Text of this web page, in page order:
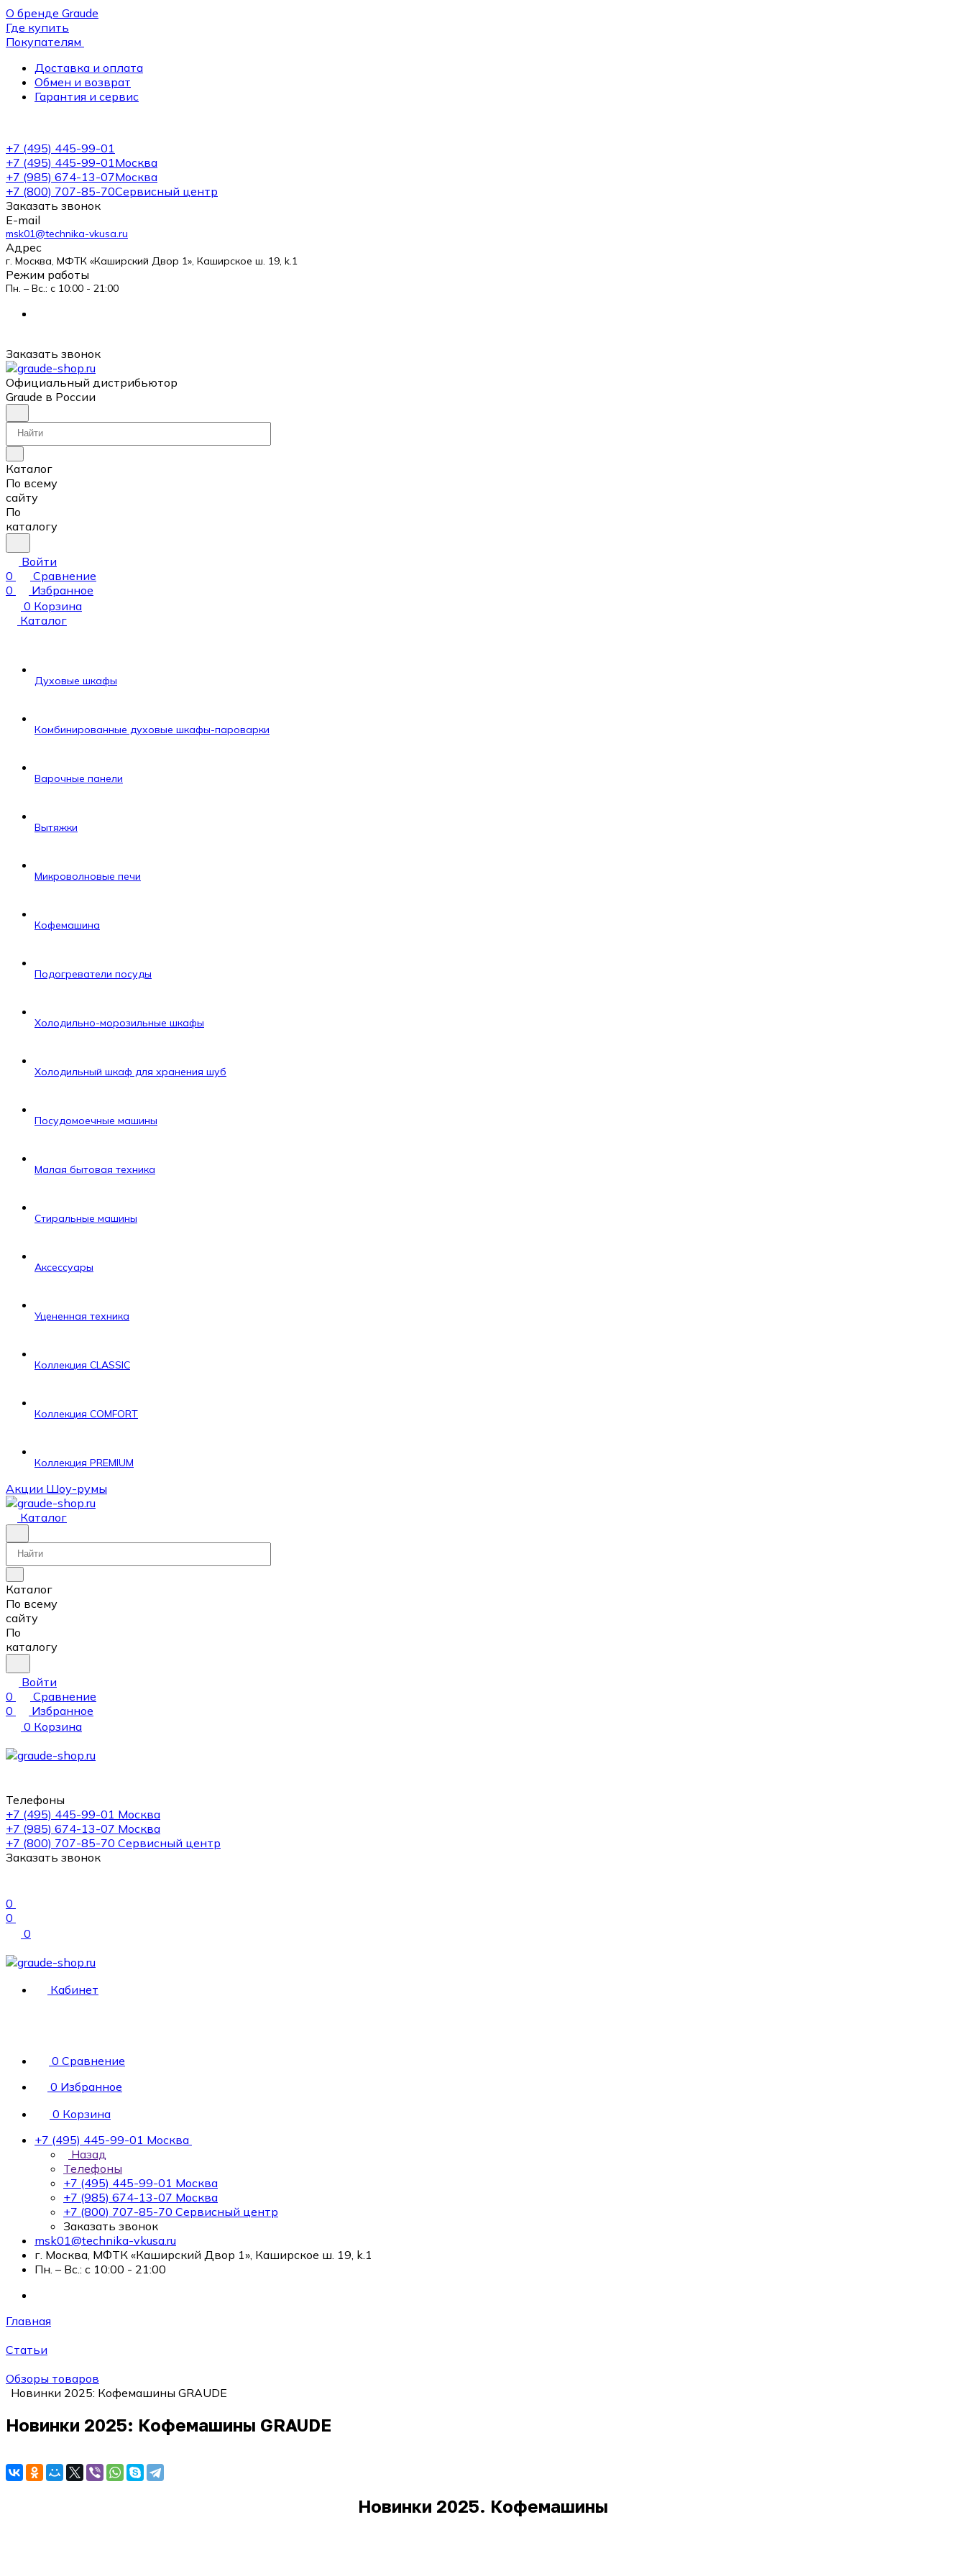
О бренде Graude
Где купить
Покупателям
Доставка и оплата
Обмен и возврат
Гарантия и сервис
+7 (495) 445-99-01
+7 (495) 445-99-01Москва
+7 (985) 674-13-07Москва
+7 (800) 707-85-70Сервисный центр
Заказать звонок
E-mail
msk01@technika-vkusa.ru
Адрес
г. Москва, МФТК «Каширский Двор 1», Каширское ш. 19, k.1
Режим работы
Пн. – Вс.: с 10:00 - 21:00
Заказать звонок
Официальный дистрибьютор
Graude в России
Каталог
По всему
сайту
По
каталогу
Войти
0
Сравнение
0
Избранное
0 Корзина
Каталог
Духовые шкафы
Комбинированные духовые шкафы-пароварки
Варочные панели
Вытяжки
Микроволновые печи
Кофемашина
Подогреватели посуды
Холодильно-морозильные шкафы
Холодильный шкаф для хранения шуб
Посудомоечные машины
Малая бытовая техника
Стиральные машины
Аксессуары
Уцененная техника
Коллекция CLASSIC
Коллекция COMFORT
Коллекция PREMIUM
Акции Шоу-румы
Каталог
Каталог
По всему
сайту
По
каталогу
Войти
0
Сравнение
0
Избранное
0 Корзина
Телефоны
+7 (495) 445-99-01 Москва
+7 (985) 674-13-07 Москва
+7 (800) 707-85-70 Сервисный центр
Заказать звонок
0
0
0
Кабинет
0 Сравнение
0 Избранное
0 Корзина
+7 (495) 445-99-01 Москва
Назад
Телефоны
+7 (495) 445-99-01 Москва
+7 (985) 674-13-07 Москва
+7 (800) 707-85-70 Сервисный центр
Заказать звонок
msk01@technika-vkusa.ru
г. Москва, МФТК «Каширский Двор 1», Каширское ш. 19, k.1
Пн. – Вс.: с 10:00 - 21:00
Главная
Статьи
Обзоры товаров
Новинки 2025: Кофемашины GRAUDE
Новинки 2025: Кофемашины GRAUDE
Новинки 2025. Кофемашины